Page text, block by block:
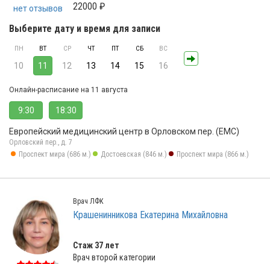
нет отзывов
22000 ₽
Выберите дату и время для записи
ПН
10
ВТ
11
СР
12
ЧТ
13
ПТ
14
СБ
15
ВС
16
Онлайн-расписание на 11 августа
9:30 18:30
Европейский медицинский центр в Орловском пер. (ЕМС)
Орловский пер., д. 7
Проспект мира (686 м.)
Достоевская (846 м.) Проспект мира (866 м.)
Врач ЛФК
Крашенинникова Екатерина Михайловна
Стаж 37 лет
Врач второй категории